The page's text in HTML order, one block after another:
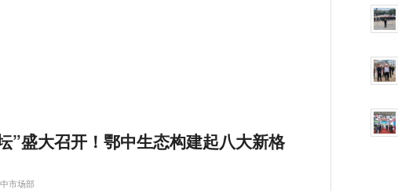
”盛大召开！鄂中生态构建起八大新格
市场部